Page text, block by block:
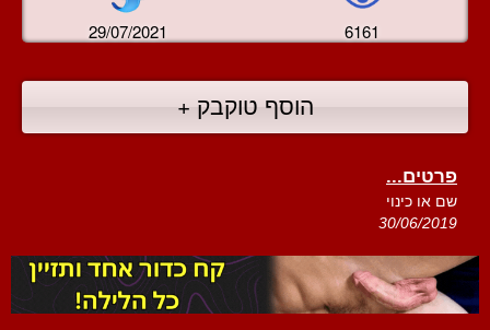
29/07/2021 6161
הוסף טוקבק +
פרטים...
שם או כינוי
30/06/2019